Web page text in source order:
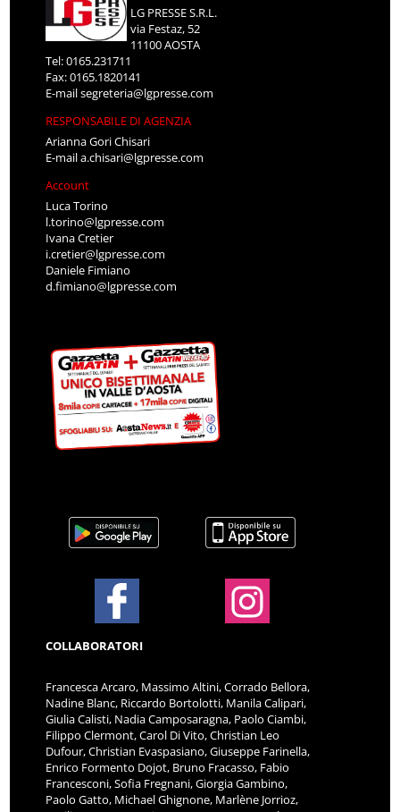
LG PRESSE S.R.L.
via Festaz, 52
11100 AOSTA
Tel: 0165.231711
Fax: 0165.1820141
E-mailsegreteria@lgpresse.com
RESPONSABILE DI AGENZIA
Arianna Gori Chisari
E-maila.chisari@lgpresse.com
Account
Luca Torino
l.torino@lgpresse.com
Ivana Cretier
i.cretier@lgpresse.com
Daniele Fimiano
d.fimiano@lgpresse.com
COLLABORATORI
Francesca Arcaro, Massimo Altini, Corrado Bellora,
Nadine Blanc, Riccardo Bortolotti, Manila Calipari,
Giulia Calisti, Nadia Camposaragna, Paolo Ciambi,
Filippo Clermont, Carol Di Vito, Christian Leo
Dufour, Christian Evaspasiano, Giuseppe Farinella,
Enrico Formento Dojot, Bruno Fracasso, Fabio
Francesconi, Sofia Fregnani, Giorgia Gambino,
Paolo Gatto, Michael Ghignone, Marlène Jorrioz,